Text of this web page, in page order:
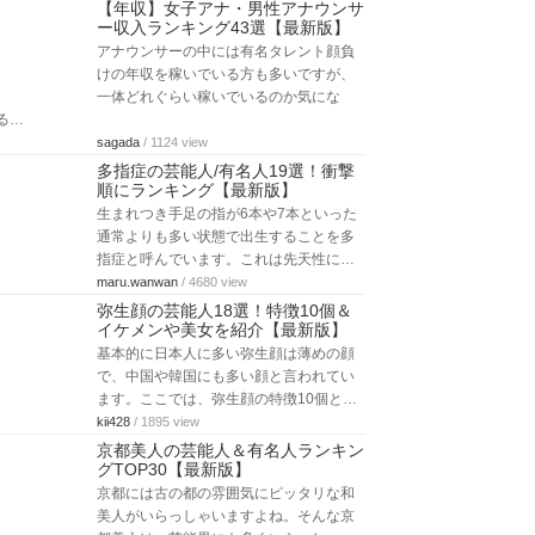
【年収】女子アナ・男性アナウンサ
ー収入ランキング43選【最新版】
アナウンサーの中には有名タレント顔負
けの年収を稼いでいる方も多いですが、
一体どれぐらい稼いでいるのか気にな
…
sagada / 1124 view
多指症の芸能人/有名人19選！衝撃
順にランキング【最新版】
生まれつき手足の指が6本や7本といった
通常よりも多い状態で出生することを多
指症と呼んでいます。これは先天性に…
maru.wanwan / 4680 view
弥生顔の芸能人18選！特徴10個＆
イケメンや美女を紹介【最新版】
基本的に日本人に多い弥生顔は薄めの顔
で、中国や韓国にも多い顔と言われてい
ます。ここでは、弥生顔の特徴10個と…
kii428 / 1895 view
京都美人の芸能人＆有名人ランキン
グTOP30【最新版】
京都には古の都の雰囲気にピッタリな和
美人がいらっしゃいますよね。そんな京